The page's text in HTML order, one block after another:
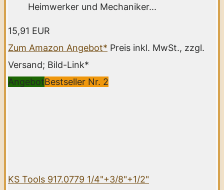
Heimwerker und Mechaniker...
15,91 EUR
Zum Amazon Angebot* Preis inkl. MwSt., zzgl.
Versand; Bild-Link*
AngebotBestseller Nr. 2
KS Tools 917.0779 1/4"+3/8"+1/2"